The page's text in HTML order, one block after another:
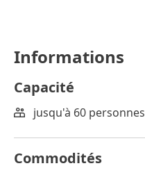
Informations
Capacité
jusqu'à 60 personnes
Commodités